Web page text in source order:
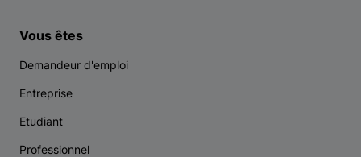
Vous êtes
Demandeur d'emploi
Entreprise
Etudiant
Professionnel